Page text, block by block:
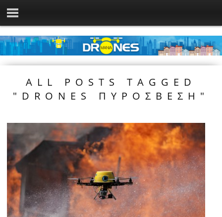
ALL POSTS TAGGED
"DRONES ΠΥΡΟΣΒΕΣΗ"